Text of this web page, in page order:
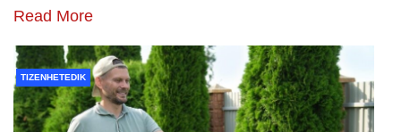
Read More
TIZENHETEDIK